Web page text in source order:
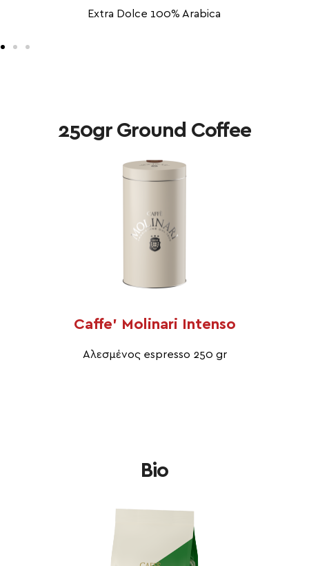
Extra Dolce 100% Arabica
250gr Ground Coffee
Caffe’ Molinari Intenso
Αλεσμένος espresso 250 gr
Bio